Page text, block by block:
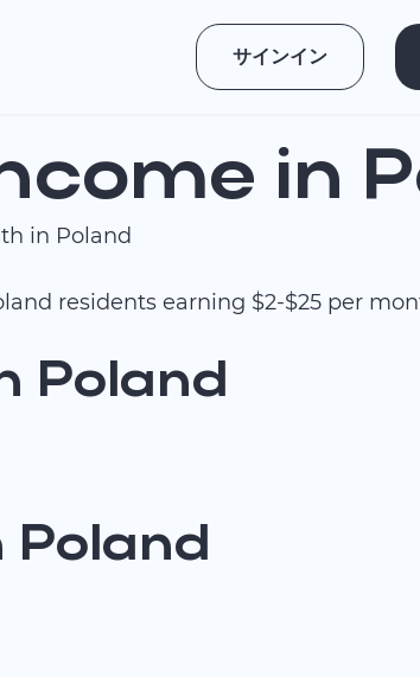
サインイン
in
in Poland
residents earning $2-$25 per
Poland
Poland